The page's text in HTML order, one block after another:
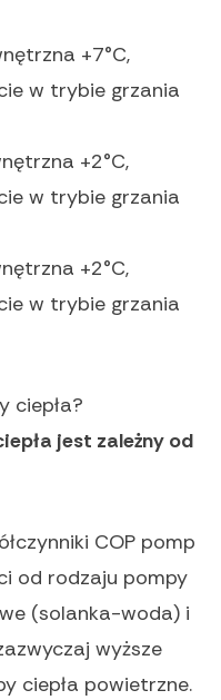
+7°C,
w trybie grzania
+2°C,
w trybie grzania
+2°C,
w trybie grzania
ciepła?
jest zależny od
COP pomp
od rodzaju pompy
(solanka-woda) i
wyższe
ciepła powietrzne.